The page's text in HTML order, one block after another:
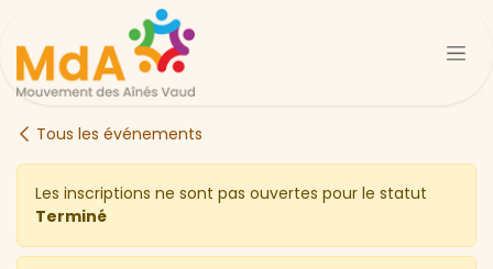
Se rendre au contenu
Tous les événements
Les inscriptions ne sont pas ouvertes pour le statut
Terminé